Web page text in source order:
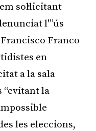
sol·licitant
l'”ús
Franco
en
a la sala
“evitant la
les eleccions,